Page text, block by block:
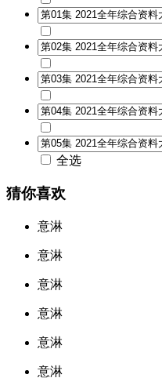
全选
猜你喜欢
意淋
意淋
意淋
意淋
意淋
意淋